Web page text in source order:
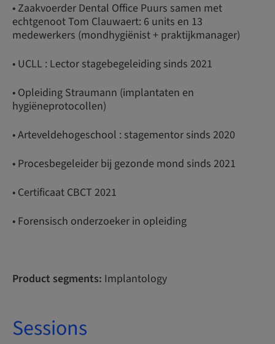
• Zaakvoerder Dental Office Puurs samen met
echtgenoot Tom Clauwaert: 6 units en 13
medewerkers (mondhygiënist + praktijkmanager)
• UCLL : Lector stagebegeleiding sinds 2021
• Opleiding Straumann (implantaten en
hygiëneprotocollen)
• Arteveldehogeschool : stagementor sinds 2020
• Procesbegeleider bij gezonde mond sinds 2021
• Certificaat CBCT 2021
• Forensisch onderzoeker in opleiding
Product segments: Implantology
Sessions